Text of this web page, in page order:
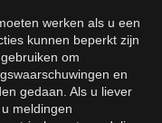
werken als u een
kunnen beperkt zijn
om
en
gedaan. Als u liever
meldingen